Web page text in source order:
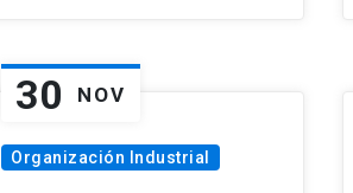
30 NOV
Organización Industrial